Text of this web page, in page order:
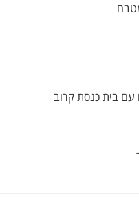
עם בית כנסת קרוב